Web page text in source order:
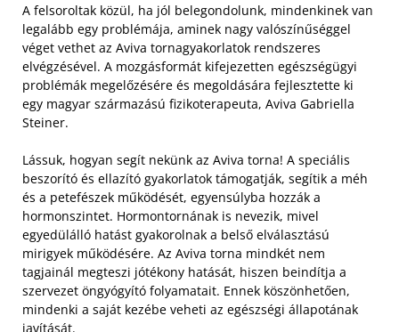
A felsoroltak közül, ha jól belegondolunk, mindenkinek van
legalább egy problémája, aminek nagy valószínűséggel
véget vethet az Aviva tornagyakorlatok rendszeres
elvégzésével. A mozgásformát kifejezetten egészségügyi
problémák megelőzésére és megoldására fejlesztette ki
egy magyar származású fizikoterapeuta, Aviva Gabriella
Steiner.
Lássuk, hogyan segít nekünk az Aviva torna! A speciális
beszorító és ellazító gyakorlatok támogatják, segítik a méh
és a petefészek működését, egyensúlyba hozzák a
hormonszintet. Hormontornának is nevezik, mivel
egyedülálló hatást gyakorolnak a belső elválasztású
mirigyek működésére. Az Aviva torna mindkét nem
tagjainál megteszi jótékony hatását, hiszen beindítja a
szervezet öngyógyító folyamatait. Ennek köszönhetően,
mindenki a saját kezébe veheti az egészségi állapotának
javítását.